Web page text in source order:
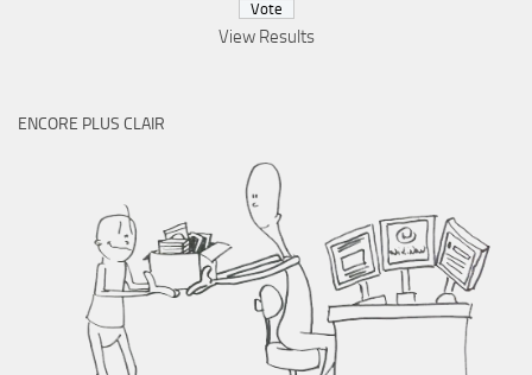
View Results
ENCORE PLUS CLAIR